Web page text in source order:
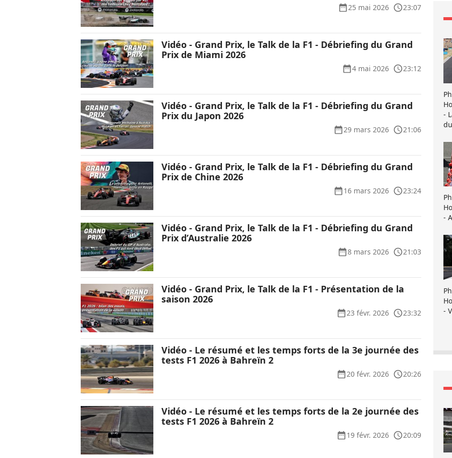
25 mai 2026 23:07
Vidéo - Grand Prix, le Talk de la F1 - Débriefing du Grand
Prix de Miami 2026
4 mai 2026 23:12
Vidéo - Grand Prix, le Talk de la F1 - Débriefing du Grand
Prix du Japon 2026
29 mars 2026 21:06
Vidéo - Grand Prix, le Talk de la F1 - Débriefing du Grand
Prix de Chine 2026
16 mars 2026 23:24
Vidéo - Grand Prix, le Talk de la F1 - Débriefing du Grand
Prix d’Australie 2026
8 mars 2026 21:03
Vidéo - Grand Prix, le Talk de la F1 - Présentation de la
saison 2026
23 févr. 2026 23:32
Vidéo - Le résumé et les temps forts de la 3e journée des
tests F1 2026 à Bahreïn 2
20 févr. 2026 20:26
Vidéo - Le résumé et les temps forts de la 2e journée des
tests F1 2026 à Bahreïn 2
19 févr. 2026 20:09
-
-
-